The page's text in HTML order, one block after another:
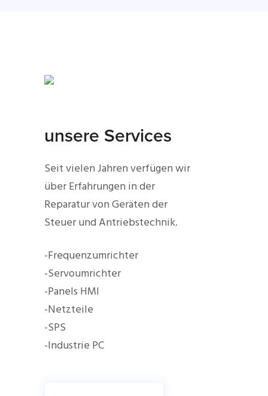
unsere Services
Seit vielen Jahren verfügen wir
über Erfahrungen in der
Reparatur von Geräten der
Steuer und Antriebstechnik.
-Frequenzumrichter
-Servoumrichter
-Panels HMI
-Netzteile
-SPS
-Industrie PC